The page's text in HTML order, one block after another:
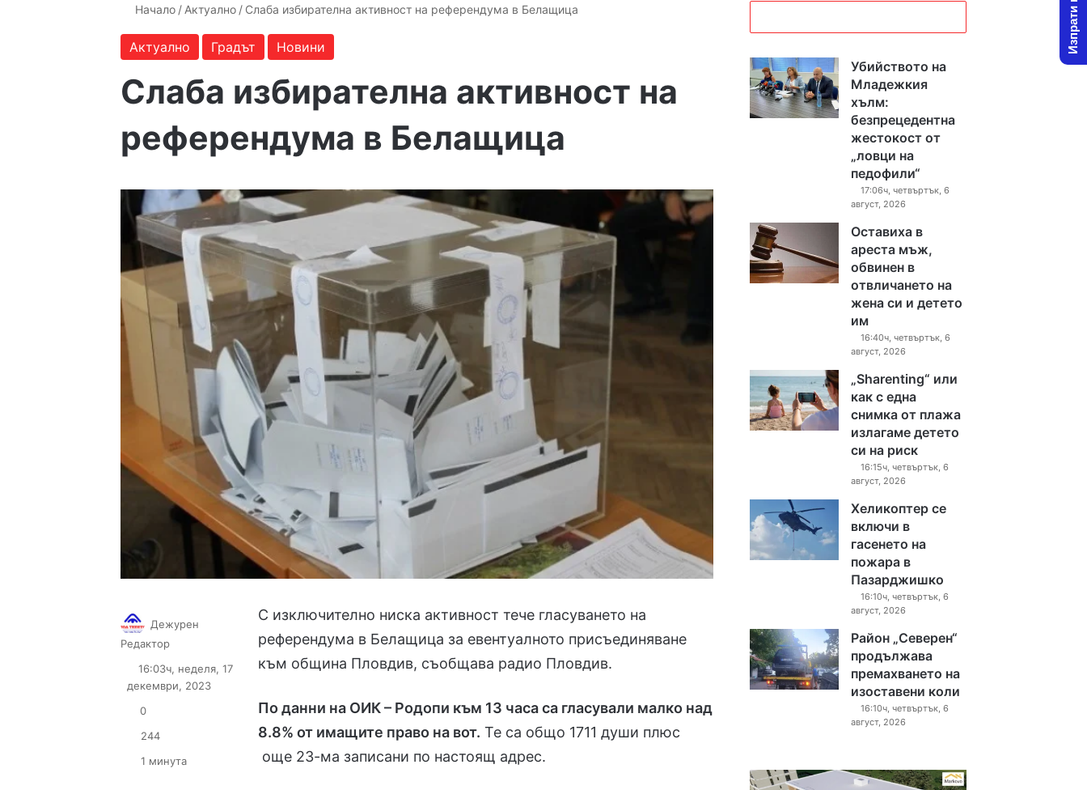
Начало / Актуално / Слаба избирателна активност на референдума в Белащица
Актуално Градът Новини
Слаба избирателна активност на
референдума в Белащица
С изключително ниска активност тече гласуването на
референдума в Белащица за евентуалното присъединяване
към община Пловдив, съобщава радио Пловдив.
По данни на ОИК – Родопи към 13 часа са гласували малко над
8.8% от имащите право на вот. Те са общо 1711 души плюс
още 23-ма записани по настоящ адрес.
Дежурен
Редактор
X email
16:03ч, неделя, 17
декември, 2023
0
244
1 минута
Убийството на
Младежкия
хълм:
безпрецедентна
жестокост от
„ловци на
педофили“
17:06ч, четвъртък, 6
август, 2026
Оставиха в
ареста мъж,
обвинен в
отвличането на
жена си и детето
им
16:40ч, четвъртък, 6
август, 2026
„Sharenting“ или
как с една
снимка от плажа
излагаме детето
си на риск
16:15ч, четвъртък, 6
август, 2026
Хеликоптер се
включи в
гасенето на
пожара в
Пазарджишко
16:10ч, четвъртък, 6
август, 2026
Район „Северен“
продължава
премахването на
изоставени коли
16:10ч, четвъртък, 6
август, 2026